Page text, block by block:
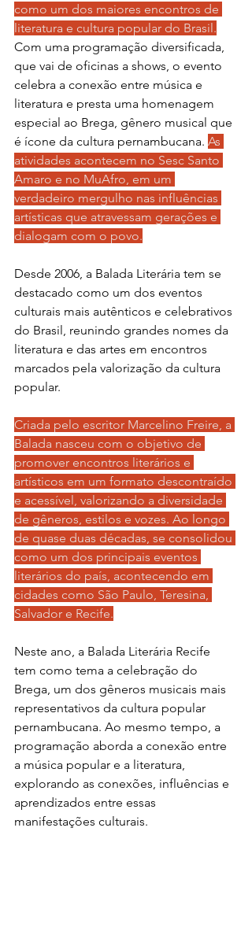
como um dos maiores encontros de
literatura e cultura popular do Brasil.
Com uma programação diversificada,
que vai de oficinas a shows, o evento
celebra a conexão entre música e
literatura e presta uma homenagem
especial ao Brega, gênero musical que
é ícone da cultura pernambucana. As
atividades acontecem no Sesc Santo
Amaro e no MuAfro, em um
verdadeiro mergulho nas influências
artísticas que atravessam gerações e
dialogam com o povo.
Desde 2006, a Balada Literária tem se
destacado como um dos eventos
culturais mais autênticos e celebrativos
do Brasil, reunindo grandes nomes da
literatura e das artes em encontros
marcados pela valorização da cultura
popular.
Criada pelo escritor Marcelino Freire, a
Balada nasceu com o objetivo de
promover encontros literários e
artísticos em um formato descontraído
e acessível, valorizando a diversidade
de gêneros, estilos e vozes. Ao longo
de quase duas décadas, se consolidou
como um dos principais eventos
literários do país, acontecendo em
cidades como São Paulo, Teresina,
Salvador e Recife.
Neste ano, a Balada Literária Recife
tem como tema a celebração do
Brega, um dos gêneros musicais mais
representativos da cultura popular
pernambucana. Ao mesmo tempo, a
programação aborda a conexão entre
a música popular e a literatura,
explorando as conexões, influências e
aprendizados entre essas
manifestações culturais.